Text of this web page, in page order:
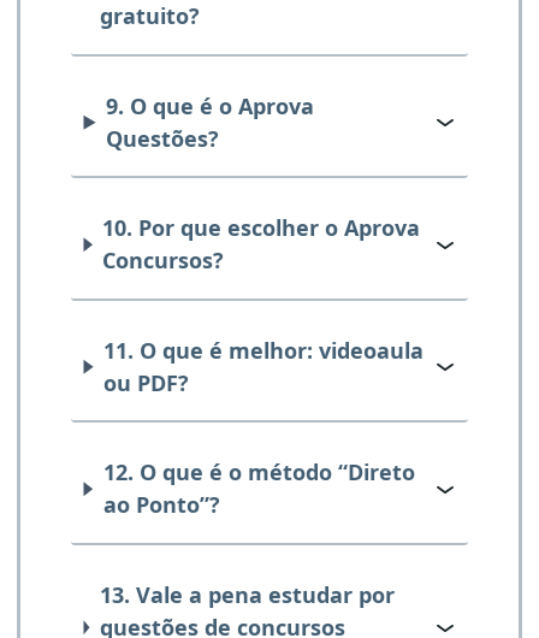
gratuito?
9. O que é o Aprova
Questões?
10. Por que escolher o Aprova
Concursos?
11. O que é melhor: videoaula
ou PDF?
12. O que é o método “Direto
ao Ponto”?
13. Vale a pena estudar por
questões de concursos